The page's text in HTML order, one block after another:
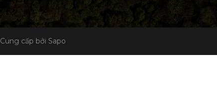
Cung cấp bởi Sapo